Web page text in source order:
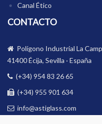
Canal Ético
CONTACTO
Polígono Industrial La
41400 Écija, Sevilla · España
(+34) 954 83 26 65
(+34) 955 901 634
info@astiglass.com